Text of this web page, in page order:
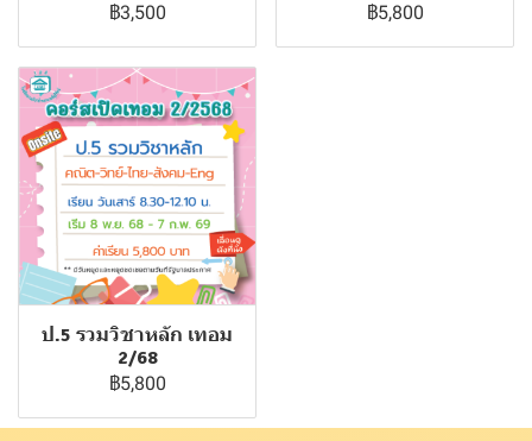
฿3,500 ฿5,800
ป.5 รวมวิชาหลัก เทอม
2/68
฿5,800